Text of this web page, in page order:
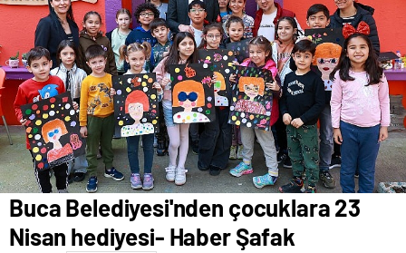
Buca Belediyesi'nden çocuklara 23
Nisan hediyesi- Haber Şafak